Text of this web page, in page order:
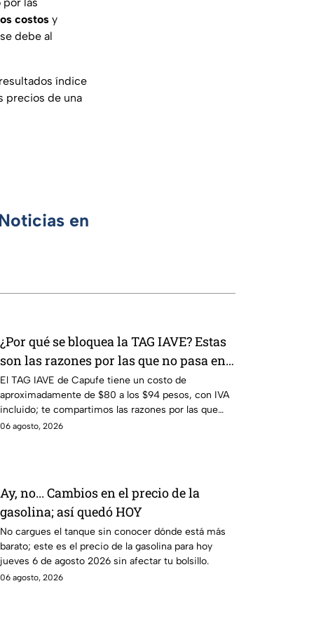
las
costos y
debe al
índice
precios de una
en
¿Por qué se bloquea la TAG IAVE? Estas
son las razones por las que no pasa en
la caseta
El TAG IAVE de Capufe tiene un costo de
aproximadamente de $80 a los $94 pesos, con IVA
incluido; te compartimos las razones por las que
podría bloquearse.
06 agosto, 2026
Ay, no... Cambios en el precio de la
gasolina; así quedó HOY
No cargues el tanque sin conocer dónde está más
barato; este es el precio de la gasolina para hoy
jueves 6 de agosto 2026 sin afectar tu bolsillo.
06 agosto, 2026